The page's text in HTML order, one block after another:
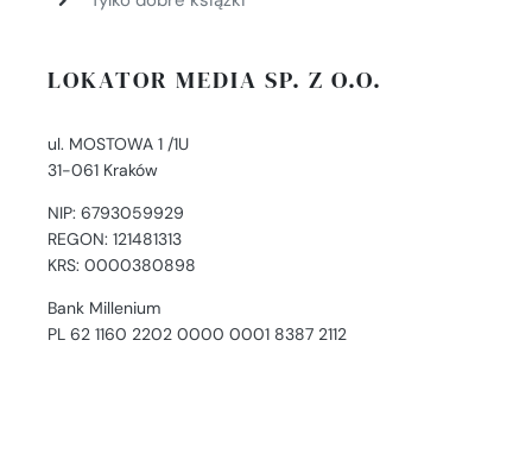
LOKATOR MEDIA SP. Z O.O.
ul. MOSTOWA 1 /1U
31-061 Kraków
NIP: 6793059929
REGON: 121481313
KRS: 0000380898
Bank Millenium
PL 62 1160 2202 0000 0001 8387 2112